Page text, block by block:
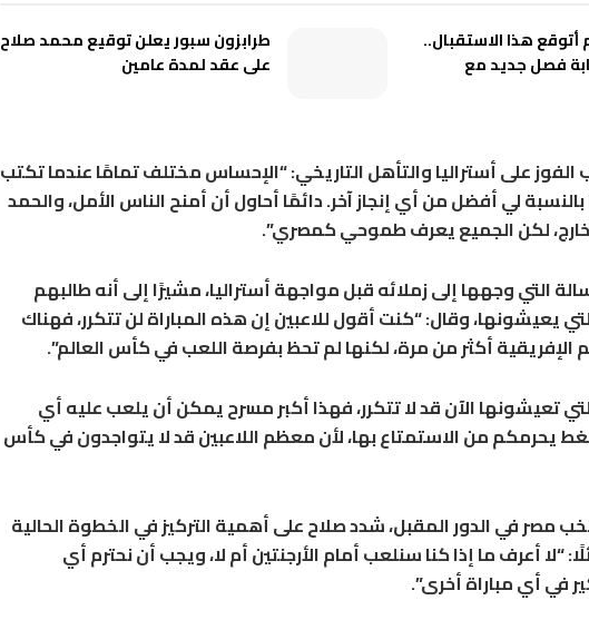
هذا الاستقبال..
فصل جديد مع
طرابزون سبور يعلن توقيع محمد صلاح
على عقد لمدة عامين
على أستراليا والتأهل التاريخي: “الإحساس مختلف تمامًا عندما تكتب
لي أفضل من أي إنجاز آخر. دائمًا أحاول أن أمنح الناس الأمل، والحمد
لكن الجميع يعرف طموحي كمصري”.
التي وجهها إلى زملائه قبل مواجهة أستراليا، مشيرًا إلى أنه طالبهم
يعيشونها، وقال: “كنت أقول للاعبين إن هذه المباراة لن تتكرر، فهناك
الإفريقية أكثر من مرة، لكنها لم تحظ بفرصة اللعب في كأس العالم”.
تعيشونها الآن قد لا تتكرر، فهذا أكبر مسرح يمكن أن يلعب عليه أي
يحرمكم من الاستمتاع بها، لأن معظم اللاعبين قد لا يتواجدون في كأس
مصر في الدور المقبل، شدد صلاح على أهمية التركيز في الخطوة الحالية
“لا أعرف ما إذا كنا سنلعب أمام الأرجنتين أم لا، ويجب أن نحترم أي
في أي مباراة أخرى”.